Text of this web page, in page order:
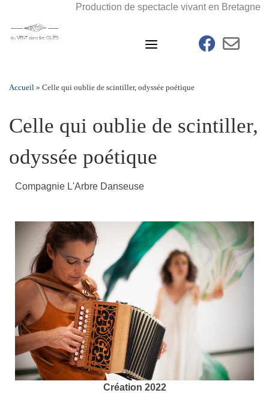
content
Production de spectacle vivant en Bretagne
fab fa-far fa-
Accueil » Celle qui oublie de scintiller, odyssée poétique
Celle qui oublie de scintiller,
odyssée poétique
Compagnie L'Arbre Danseuse
Création 2022